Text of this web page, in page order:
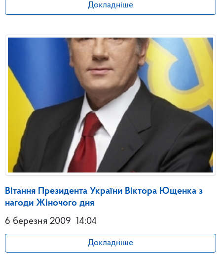
Докладніше
Вітання Президента України Віктора Ющенка з
нагоди Жіночого дня
6 березня 2009 14:04
Докладніше